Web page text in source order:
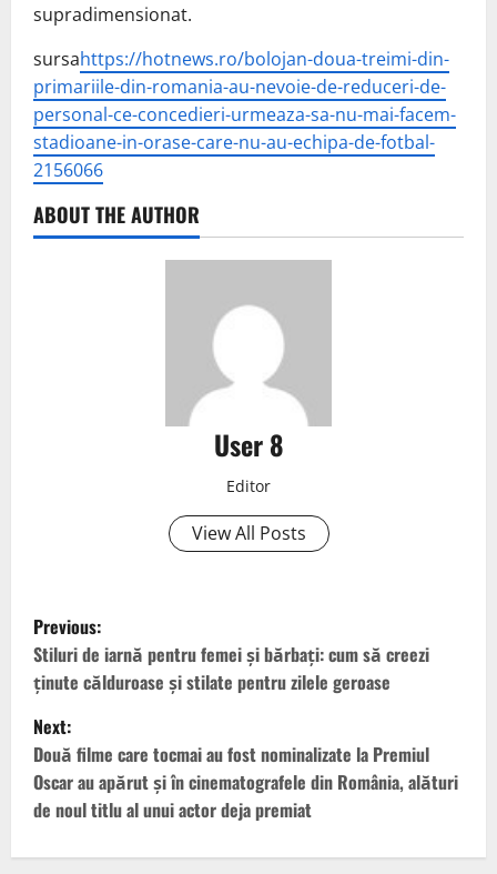
supradimensionat.
sursahttps://hotnews.ro/bolojan-doua-treimi-din-
primariile-din-romania-au-nevoie-de-reduceri-de-
personal-ce-concedieri-urmeaza-sa-nu-mai-facem-
stadioane-in-orase-care-nu-au-echipa-de-fotbal-
2156066
ABOUT THE AUTHOR
User 8
Editor
View All Posts
Previous:
Stiluri de iarnă pentru femei și bărbați: cum să creezi
ținute călduroase și stilate pentru zilele geroase
Next:
Două filme care tocmai au fost nominalizate la Premiul
Oscar au apărut și în cinematografele din România, alături
de noul titlu al unui actor deja premiat